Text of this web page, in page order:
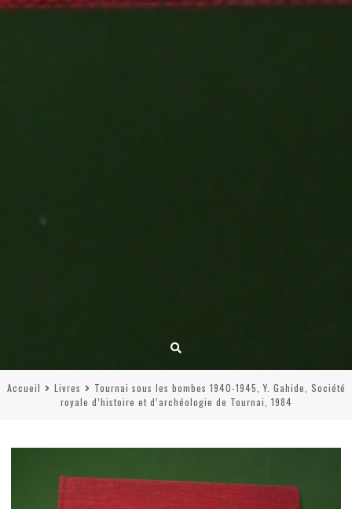
Accueil Livres
Tournai sous les bombes 1940-1945, Y. Gahide, Société
royale d’histoire et d’archéologie de Tournai, 1984